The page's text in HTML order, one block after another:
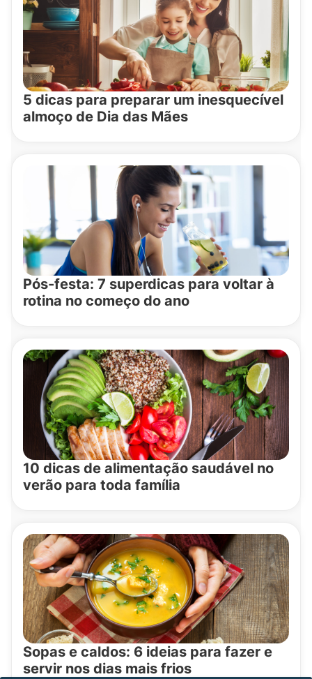
5 dicas para preparar um inesquecível
almoço de Dia das Mães
Pós-festa: 7 superdicas para voltar à
rotina no começo do ano
10 dicas de alimentação saudável no
verão para toda família
Sopas e caldos: 6 ideias para fazer e
servir nos dias mais frios